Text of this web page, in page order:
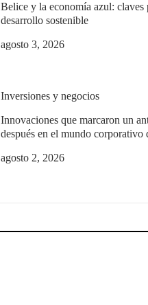
Belice y la economía azul: claves
desarrollo sostenible
agosto 3, 2026
Inversiones y negocios
Innovaciones que marcaron un
después en el mundo
agosto 2, 2026